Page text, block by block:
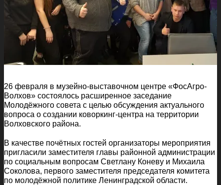
26 февраля в музейно-выставочном центре «ФосАгро-
Волхов» состоялось расширенное заседание
Молодёжного совета с целью обсуждения актуального
вопроса о создании коворкинг-центра на территории
Волховского района.
В качестве почётных гостей организаторы мероприятия
пригласили заместителя главы районной администрации
по социальным вопросам Светлану Коневу и Михаила
Соколова, первого заместителя председателя комитета
по молодёжной политике Ленинградской области.